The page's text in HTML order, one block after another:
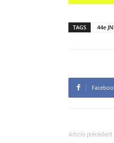
TAGS 44e
Article précédent